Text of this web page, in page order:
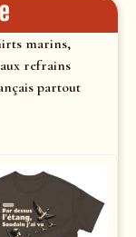
marins,
refrains
partout